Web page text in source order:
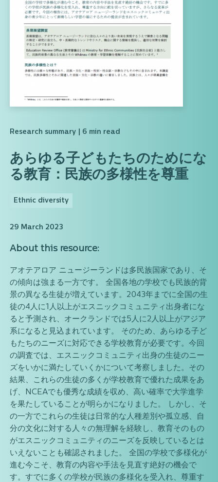
Research summary | 6 min read
あらゆる子どもたちのためにな
る教育：民族の多様性を尊重
Ethnic diversity
29 March 2023
About this resource:
アオテアロア ニュージーランドは多民族国家であり、そ
の傾向は強まる一方です。 全国各地の学校でも民族的背
景の異なる生徒が増えています。2043年までに全国の生
徒の4人に1人以上がエスニックコミュニティ出身者にな
ると予測され、オークランドでは5人に2人以上がアジア
系になると見込まれています。 そのため、あらゆる子ど
もたちのニーズに対応できる学校教育が必要です。今回
の調査では、エスニックコミュニティ出身の生徒のニー
ズをいかに満たしていくかについて考察しました。その
結果、これらの生徒の多くが学校教育で優れた成果をあ
げ、NCEAでも優秀な成績を収め、高い確率で大学進学
を果たしていることが明らかになりました。 しかし、そ
の一方でこれらの生徒は日常的な人種差別や孤立感、自
分の文化に対する人々の無理解を経験し、教育そのもの
がエスニックコミュニティのニーズを反映しているとは
いえないことも確認されました。 全国の学校で多様化が
進む今こそ、教育の内容や手法を見直す絶好の機会で
す。すでに多くの学校が民族の多様化を受入れ、尊重す